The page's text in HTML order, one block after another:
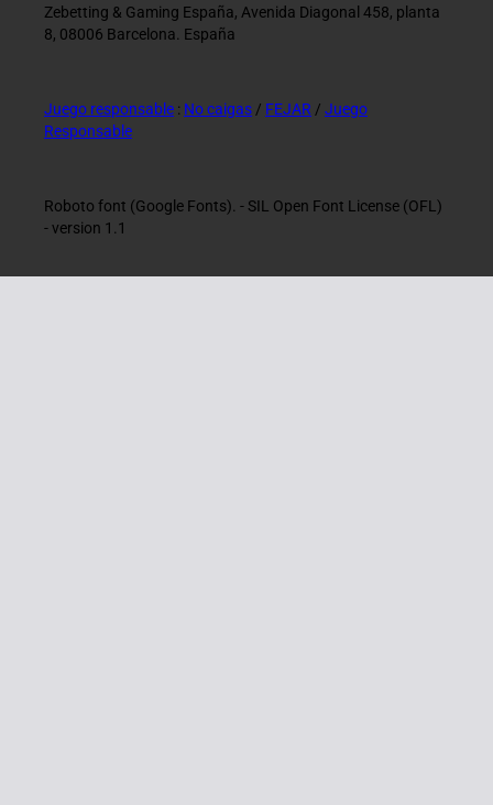
Zebetting & Gaming España, Avenida Diagonal 458, planta
8, 08006 Barcelona. España
Juego responsable : No caigas / FEJAR / Juego
Responsable
Roboto font (Google Fonts). - SIL Open Font License (OFL)
- version 1.1